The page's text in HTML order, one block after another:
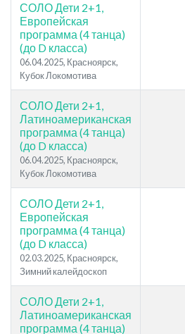
СОЛО Дети 2+1,
Европейская
программа (4 танца)
(до D класса)
06.04.2025, Красноярск,
Кубок Локомотива
СОЛО Дети 2+1,
Латиноамериканская
программа (4 танца)
(до D класса)
06.04.2025, Красноярск,
Кубок Локомотива
СОЛО Дети 2+1,
Европейская
программа (4 танца)
(до D класса)
02.03.2025, Красноярск,
Зимний калейдоскоп
СОЛО Дети 2+1,
Латиноамериканская
программа (4 танца)